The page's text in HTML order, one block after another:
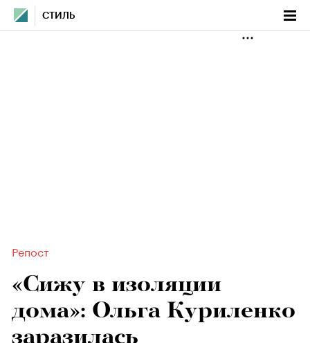
СТИЛЬ
Репост
«Сижу в изоляции
дома»: Ольга Куриленко
заразилась